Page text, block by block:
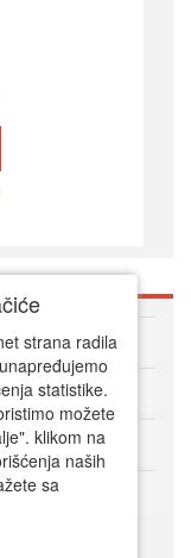
strana radila
statistike.
možete
klikom na
naših
sa